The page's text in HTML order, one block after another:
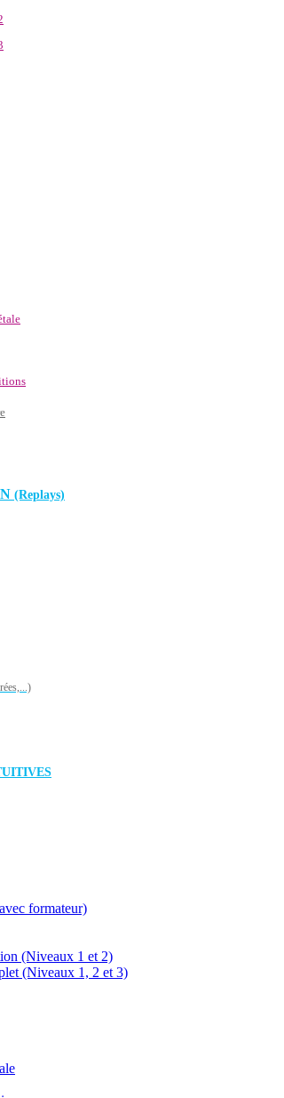
(Replays)
formateur)
(Niveaux 1 et 2)
(Niveaux 1, 2 et 3)